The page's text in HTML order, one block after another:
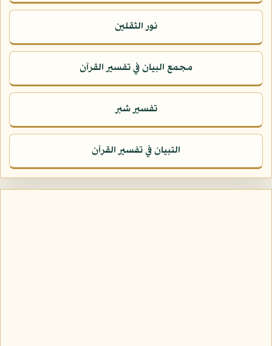
نور الثقلين
مجمع البيان في تفسير القرآن
تفسير شبر
التبيان في تفسير القرآن